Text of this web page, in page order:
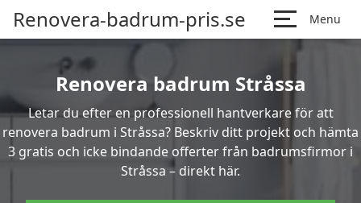
Renovera-badrum-pris.se Menu
Renovera badrum Stråssa
Letar du efter en professionell hantverkare för att
renovera badrum i Stråssa? Beskriv ditt projekt och hämta
3 gratis och icke bindande offerter från badrumsfirmor i
Stråssa – direkt här.